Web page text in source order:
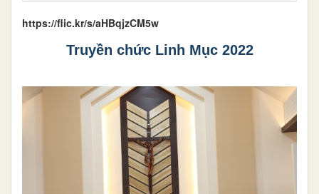
https://flic.kr/s/aHBqjzCM5w
Truyền chức Linh Mục 2022